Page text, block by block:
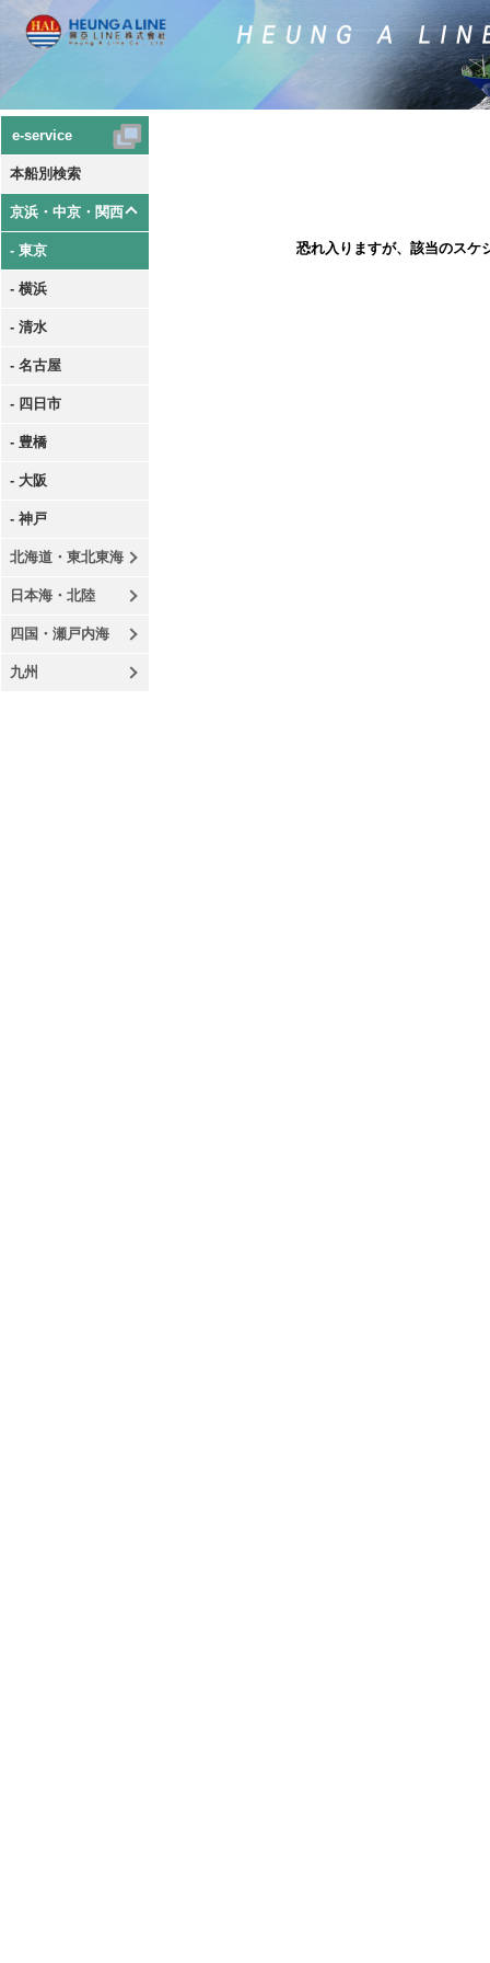
e-service
本船別検索
京浜・中京・関西
- 東京
- 横浜
- 清水
- 名古屋
- 四日市
- 豊橋
- 大阪
- 神戸
北海道・東北東海
日本海・北陸
四国・瀬戸内海
九州
恐れ入りますが、該当のスケ